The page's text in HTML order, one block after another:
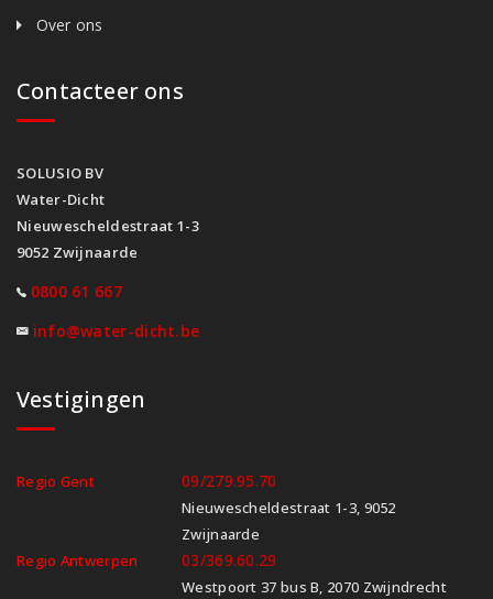
Over ons
Contacteer ons
SOLUSIO BV
Water-Dicht
Nieuwescheldestraat 1-3
9052 Zwijnaarde
0800 61 667
info@water-dicht.be
Vestigingen
Regio Gent 09/279.95.70
Nieuwescheldestraat 1-3, 9052
Zwijnaarde
Regio Antwerpen
03/369.60.29
Westpoort 37 bus B, 2070 Zwijndrecht